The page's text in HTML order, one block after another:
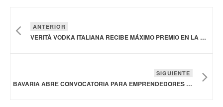
ANTERIOR
VERITÀ VODKA ITALIANA RECIBE MÁXIMO PREMIO EN LA COMPETENCIA MUNDIAL DE BEBIDAS ESPIRITUOSAS
SIGUIENTE
BAVARIA ABRE CONVOCATORIA PARA EMPRENDEDORES DE SOSTENIBILIDAD EN COLOMBIA